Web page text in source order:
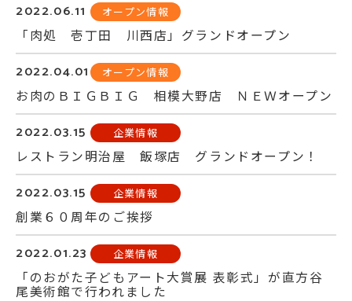
2022.06.11 オープン情報
「肉処 壱丁田 川西店」グランドオープン
2022.04.01 オープン情報
お肉のＢＩＧＢＩＧ 相模大野店 ＮＥＷオープン
2022.03.15 企業情報
レストラン明治屋 飯塚店 グランドオープン！
2022.03.15 企業情報
創業６０周年のご挨拶
2022.01.23 企業情報
「のおがた子どもアート大賞展 表彰式」が直方谷
尾美術館で行われました